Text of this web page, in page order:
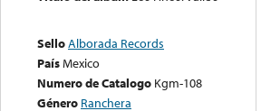
SelloAlborada Records
PaísMexico
Numero de Catalogo Kgm-108
Género Ranchera